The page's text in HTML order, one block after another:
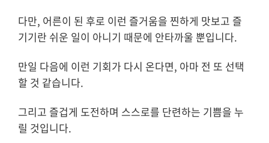
다만, 어른이 된 후로 이런 즐거움을 찐하게 맛보고 즐
기기란 쉬운 일이 아니기 때문에 안타까울 뿐입니다.
만일 다음에 이런 기회가 다시 온다면, 아마 전 또 선택
할 것 같습니다.
그리고 즐겁게 도전하며 스스로를 단련하는 기쁨을 누
릴 것입니다.